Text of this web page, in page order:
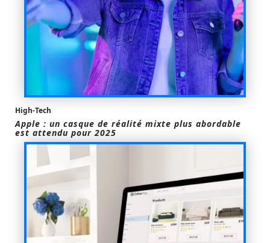
High-Tech
Apple : un casque de réalité mixte plus abordable
est attendu pour 2025